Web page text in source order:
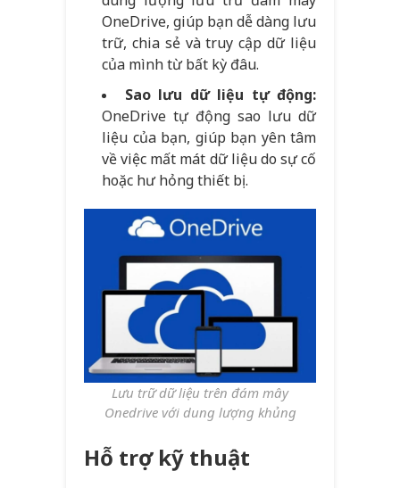
OneDrive, giúp bạn dễ dàng lưu
trữ, chia sẻ và truy cập dữ liệu
của mình từ bất kỳ đâu.
Sao lưu dữ liệu tự động:
OneDrive tự động sao lưu dữ
liệu của bạn, giúp bạn yên tâm
về việc mất mát dữ liệu do sự cố
hoặc hư hỏng thiết bị.
Lưu trữ dữ liệu trên đám mây
Onedrive với dung lượng khủng
Hỗ trợ kỹ thuật